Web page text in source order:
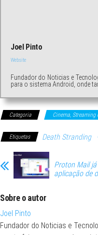
Joel Pinto
Website
Fundador do Noticias e
para o sistema Android, onde
Categoria Cinema, Streaming
Etiquetas Death Stranding
Proton Mail
aplicação de
Sobre o autor
Joel Pinto
Fundador do Noticias e